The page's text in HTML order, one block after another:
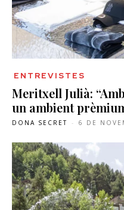
ENTREVISTES
Meritxell Julià:
un ambient
DONA SECRET - 6 DE